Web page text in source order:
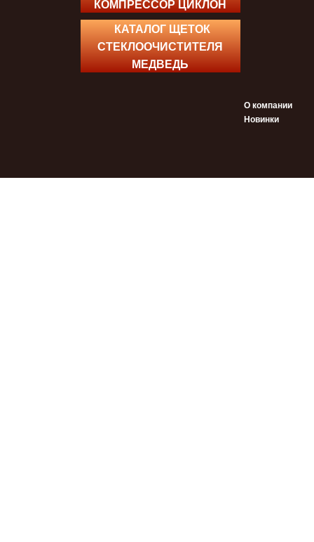
КОМПРЕССОР ЦИКЛОН
КАТАЛОГ ЩЕТОК
СТЕКЛООЧИСТИТЕЛЯ
МЕДВЕДЬ
О компании
Новинки